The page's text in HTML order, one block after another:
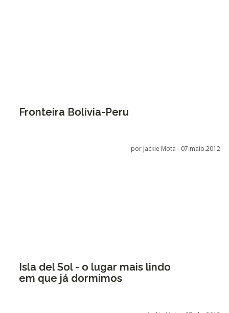
Fronteira Bolívia-Peru
por Jackie Mota - 07.maio.2012
Isla del Sol - o lugar mais lindo
em que já dormimos